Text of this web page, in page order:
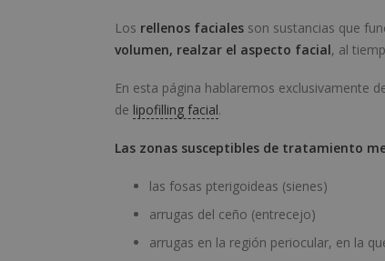
Los rellenos faciales son sustancias que
volumen, realzar el aspecto facial, al
En esta página hablaremos exclusivamente
de lipofilling facial.
Las zonas susceptibles de tratamiento
las fosas pterigoideas (sienes)
arrugas del ceño (entrecejo)
arrugas en la región periocular, en la